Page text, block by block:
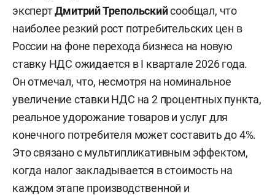
экспертДмитрий Трепольскийсообщал, что
наиболее резкий рост потребительских цен в
России на фоне перехода бизнеса на новую
ставку НДС ожидается в I квартале 2026 года.
Он отмечал, что, несмотря на номинальное
увеличение ставки НДС на 2 процентных пункта,
реальное удорожание товаров и услуг для
конечного потребителя может составить до 4%.
Это связано с мультипликативным эффектом,
когда налог закладывается в стоимость на
каждом этапе производственной и